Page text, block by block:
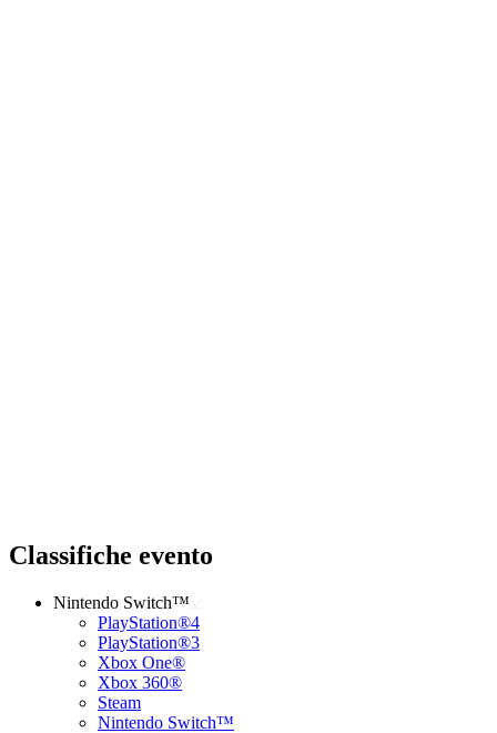
Classifiche evento
Nintendo Switch™
PlayStation®4
PlayStation®3
Xbox One®
Xbox 360®
Steam
Nintendo Switch™